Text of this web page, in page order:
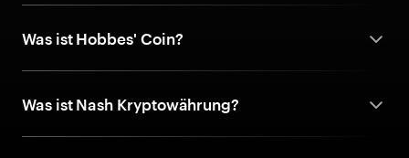
Was ist Hobbes' Coin?
Was ist Nash Kryptowährung?